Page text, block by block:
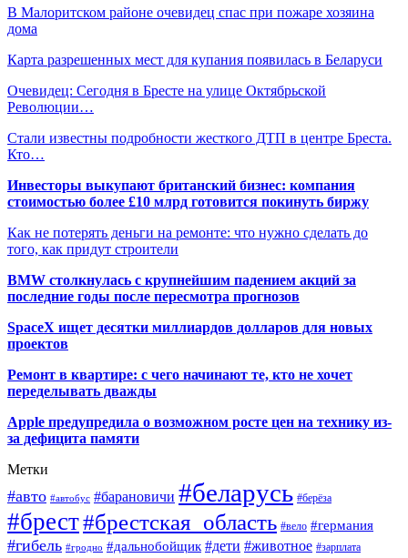
В Малоритском районе очевидец спас при пожаре хозяина
дома
Карта разрешенных мест для купания появилась в Беларуси
Очевидец: Сегодня в Бресте на улице Октябрьской
Революции…
Стали известны подробности жесткого ДТП в центре Бреста.
Кто…
Инвесторы выкупают британский бизнес: компания
стоимостью более £10 млрд готовится покинуть биржу
Как не потерять деньги на ремонте: что нужно сделать до
того, как придут строители
BMW столкнулась с крупнейшим падением акций за
последние годы после пересмотра прогнозов
SpaceX ищет десятки миллиардов долларов для новых
проектов
Ремонт в квартире: с чего начинают те, кто не хочет
переделывать дважды
Apple предупредила о возможном росте цен на технику из-
за дефицита памяти
Метки
#авто #автобус #барановичи #беларусь #берёза
#брест#брестская_область #вело #германия
#гибель #гродно #дальнобойщик #дети #животное #зарплата